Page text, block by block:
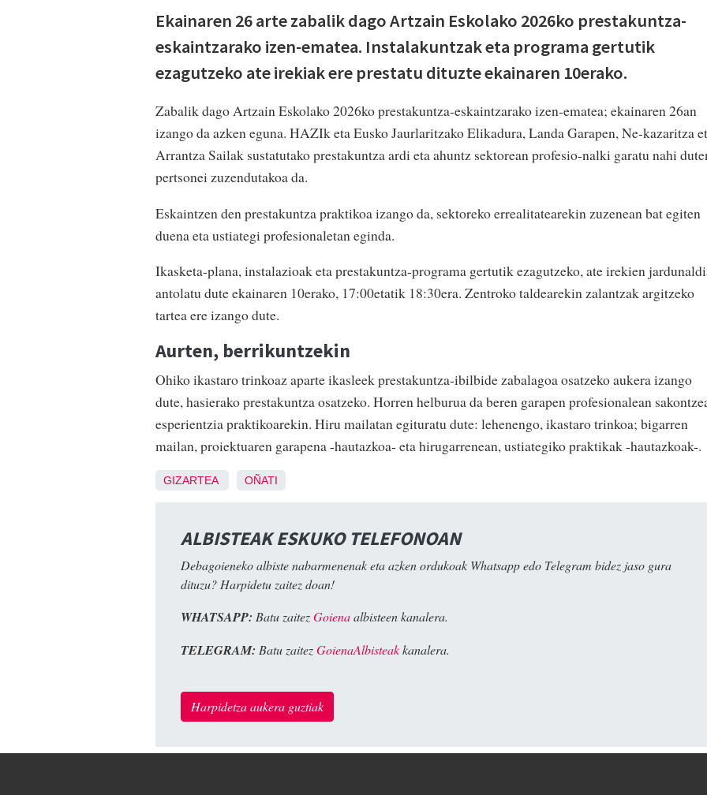
Ekainaren 26 arte zabalik dago Artzain Eskolako 2026ko prestakuntza-
eskaintzarako izen-ematea. Instalakuntzak eta programa gertutik
ezagutzeko ate irekiak ere prestatu dituzte ekainaren 10erako.
Zabalik dago Artzain Eskolako 2026ko prestakuntza-eskaintzarako izen-ematea; ekainaren 26an
izango da azken eguna. HAZIk eta Eusko Jaurlaritzako Elikadura, Landa Garapen, Ne-kazaritza
Arrantza Sailak sustatutako prestakuntza ardi eta ahuntz sektorean profesio-nalki garatu nahi
pertsonei zuzendutakoa da.
Eskaintzen den prestakuntza praktikoa izango da, sektoreko errealitatearekin zuzenean bat egiten
duena eta ustiategi profesionaletan eginda.
Ikasketa-plana, instalazioak eta prestakuntza-programa gertutik ezagutzeko, ate irekien
antolatu dute ekainaren 10erako, 17:00etatik 18:30era. Zentroko taldearekin zalantzak argitzeko
tartea ere izango dute.
Aurten, berrikuntzekin
Ohiko ikastaro trinkoaz aparte ikasleek prestakuntza-ibilbide zabalagoa osatzeko aukera izango
dute, hasierako prestakuntza osatzeko. Horren helburua da beren garapen profesionalean
esperientzia praktikoarekin. Hiru mailatan egituratu dute: lehenengo, ikastaro trinkoa; bigarren
mailan, proiektuaren garapena -hautazkoa- eta hirugarrenean, ustiategiko praktikak -hautazkoak-.
GIZARTEA OÑATI
ALBISTEAK ESKUKO TELEFONOAN
Debagoieneko albiste nabarmenenak eta azken ordukoak Whatsapp edo Telegram bidez jaso gura
dituzu? Harpidetu zaitez doan!
WHATSAPP: Batu zaitezGoienaalbisteen kanalera.
TELEGRAM: Batu zaitezGoienaAlbisteakkanalera.
Harpidetza aukera guztiak